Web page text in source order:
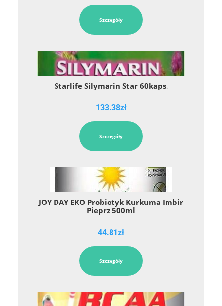
Szczegóły
Starlife Silymarin Star 60kaps.
133.38zł
Szczegóły
JOY DAY EKO Probiotyk Kurkuma Imbir
Pieprz 500ml
44.81zł
Szczegóły